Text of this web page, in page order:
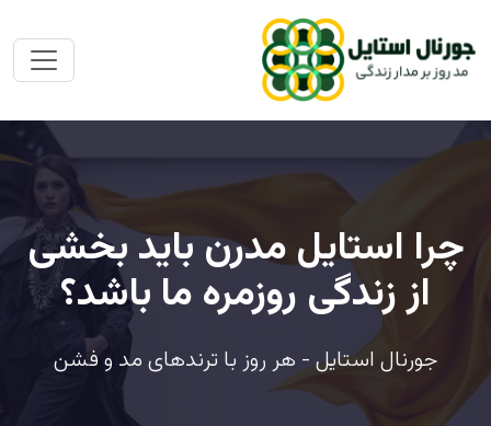
چرا استایل مدرن باید بخشی
از زندگی روزمره ما باشد؟
جورنال استایل - هر روز با ترندهای مد و فشن